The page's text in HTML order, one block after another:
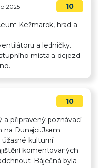
2025
Kežmarok, hrad a
a ledničky.
místa a dojezd
10
a připravený poznávací
na Dunajci.Jsem
úžasné kulturní
komentovaných
.Báječná byla
10